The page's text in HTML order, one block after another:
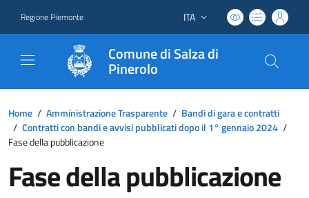
Regione Piemonte Lingua attiva:
ITA
Comune di Salza di
Pinerolo
Home / Amministrazione Trasparente / Bandi di gara e contratti
/ Contratti con bandi e avvisi pubblicati dopo il 1° gennaio 2024 /
Fase della pubblicazione
Fase della pubblicazione